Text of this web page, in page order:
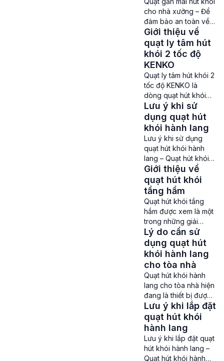
chống cháy nổ ở các
tòa nhà cao tầng,
những khu vực tập
trung đông người như
trung tâm thương mại,
bệnh […]
cho nhà xưởng – Để
đảm bảo an toàn về
Phòng cháy chữa
cháy cũng như đảm
bảo việc lưu thông
không khí ở các nhà
xưởng diễn ra hiệu
quả nhất thì không
thể thiếu được các
thiết bị như quạt hút
khói. Có rất nhiều loại
khác nhau […]
Giới thiệu về
quạt ly tâm hút
khói 2 tốc độ
KENKO
Quạt ly tâm hút khói 2
tốc độ KENKO là
dòng quạt hút khói
được Công ty Thành
Đạt trực tiếp lắp ráp
để phục vụ nhu cầu
sử dụng ở các hệ
thông PCCC và lưu
thông không khí của
các trung tâm thương
mại lớn, tòa nhà cao
tầng, khu chung cư,
xưởng […]
Lưu ý khi sử
dụng quạt hút
khói hành lang
Lưu ý khi sử dụng
quạt hút khói hành
lang – Quạt hút khói
hành lang hiện đang
là một trong những
dòng quạt được sử
dụng phổ biến trong
các hệ thống Phòng
cháy chữa cháy của
các khu chung cư,
tòa nhà cao tầng,
trung tâm thương mại,
… Lưu ý khi sử […]
Giới thiệu về
quạt hút khói
tầng hầm
Quạt hút khói tầng
hầm được xem là một
trong những giải
pháp quan trọng
được sử dụng ở các
hệ thống thông gió,
hút khói ở các khu
vực có nguy cơ cháy
cao như các tầng
hầm của tòa nhà,
gara ô tô,… Chức
năng chính của quạt
là làm sạch không
khí, […]
Lý do cần sử
dụng quạt hút
khói hành lang
cho tòa nhà
Quạt hút khói hành
lang cho tòa nhà hiện
đang là thiết bị được
rất nhiều chủ đầu,
nhà thầu khi xây
dụng các trung tâm
thương mại, tòa nhà
cao tầng, khu chung
cư, tòa nhà văn
Lưu ý khi lắp đặt
quạt hút khói
hành lang
Lưu ý khi lắp đặt quạt
hút khói hành lang –
Quạt hút khói hành